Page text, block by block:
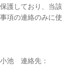
護しており、当該
項の連絡のみに使
池 連絡先：